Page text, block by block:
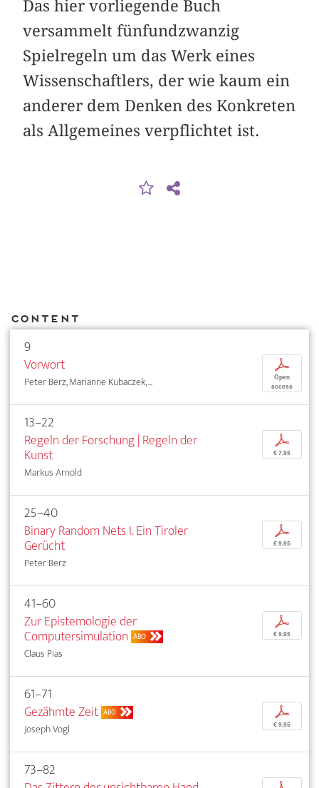
Das hier vorliegende Buch
versammelt fünfundzwanzig
Spielregeln um das Werk eines
Wissenschaftlers, der wie kaum ein
anderer dem Denken des Konkreten
als Allgemeines verpflichtet ist.
Content
9
Vorwort
Peter Berz, Marianne Kubaczek, ...
p
Open
access
13–22
Regeln der Forschung | Regeln der
Kunst
Markus Arnold
p
€ 7,95
25–40
Binary Random Nets I. Ein Tiroler
Gerücht
Peter Berz
p
€ 9,95
41–60
Zur Epistemologie der
Computersimulation ABO
Claus Pias
p
€ 9,95
61–71
Gezähmte Zeit ABO
Joseph Vogl
p
€ 9,95
73–82